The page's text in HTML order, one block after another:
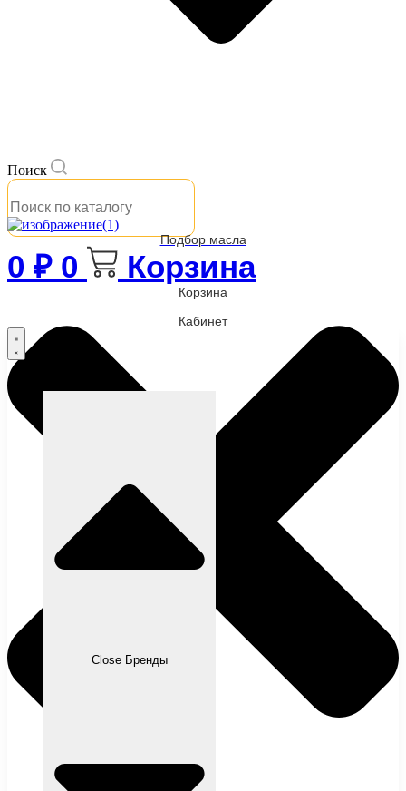
Поиск
Подбор масла
0 ₽ 0 Корзина
Корзина
Кабинет
Close Бренды